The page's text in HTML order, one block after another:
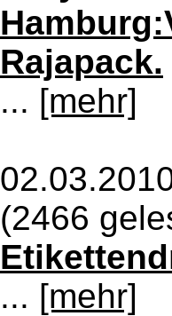
Rajapack.
... [mehr]
(2466
... [mehr]